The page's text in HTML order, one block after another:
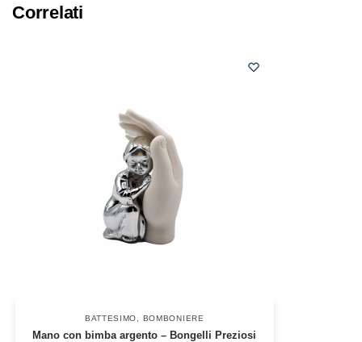
Correlati
BATTESIMO BOMBONIERE
Mano con bimba argento – Bongelli Preziosi